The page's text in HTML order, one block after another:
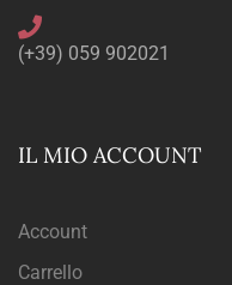
(+39) 059 902021
IL MIO ACCOUNT
Account
Carrello